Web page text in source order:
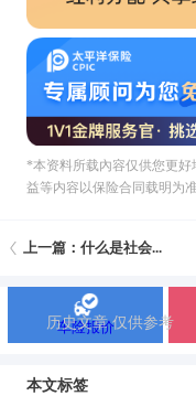
*本资料所载內容仅供您更
益等内容以保险合同载明为
上一篇：什么是社会...
车险报价
本文标签